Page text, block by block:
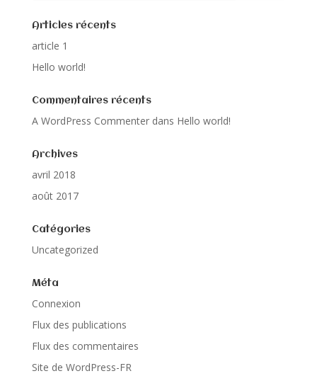
Articles récents
article 1
Hello world!
Commentaires récents
A WordPress Commenterdans Hello world!
Archives
avril 2018
août 2017
Catégories
Uncategorized
Méta
Connexion
Flux des publications
Flux des commentaires
Site de WordPress-FR